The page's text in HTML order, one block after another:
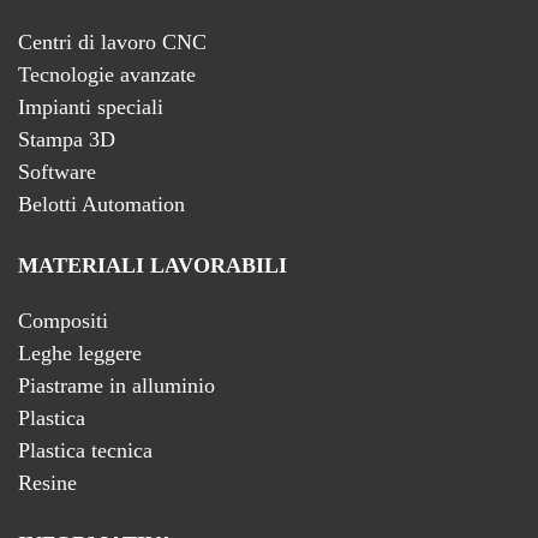
Centri di lavoro CNC
Tecnologie avanzate
Impianti speciali
Stampa 3D
Software
Belotti Automation
MATERIALI LAVORABILI
Compositi
Leghe leggere
Piastrame in alluminio
Plastica
Plastica tecnica
Resine